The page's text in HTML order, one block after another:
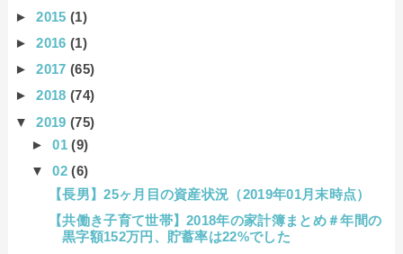
►2015(1)
►2016(1)
►2017(65)
►2018(74)
▼2019(75)
►01(9)
▼02(6)
【長男】25ヶ月目の資産状況（2019年01月末時点）
【共働き子育て世帯】2018年の家計簿まとめ＃年間の
黒字額152万円、貯蓄率は22%でした